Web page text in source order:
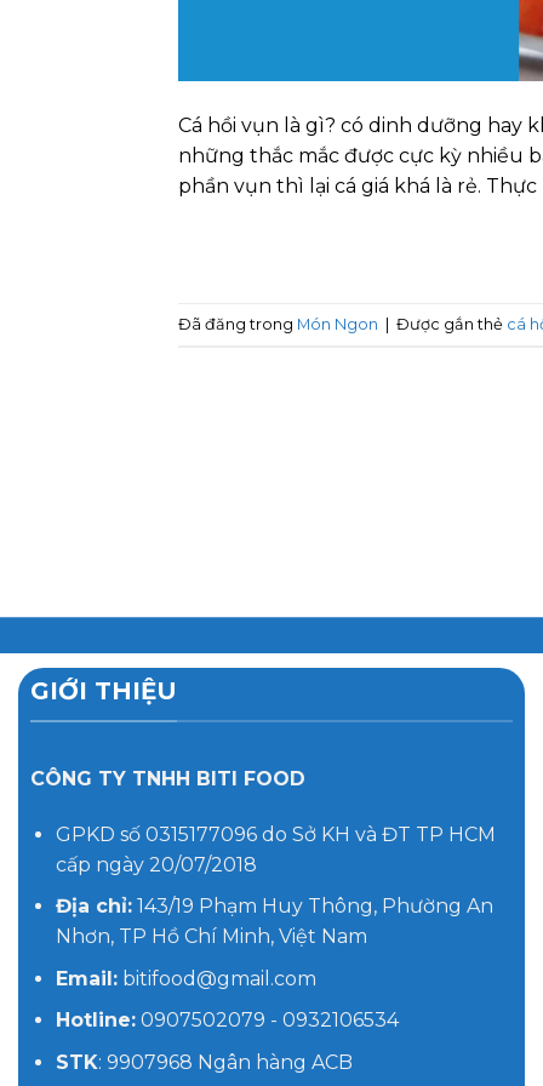
Cá hồi vụn là gì? có dinh dưỡng hay
những thắc mắc được cực kỳ nhiều
phần vụn thì lại cá giá khá là rẻ.
Đã đăng trong Món Ngon | Được gắn thẻ cá
GIỚI THIỆU
CÔNG TY TNHH BITI FOOD
GPKD số 0315177096 do Sở KH và ĐT TP HCM
cấp ngày 20/07/2018
Địa chỉ:143/19 Phạm Huy Thông, Phường An
Nhơn, TP Hồ Chí Minh, Việt Nam
Email:bitifood@gmail.com
Hotline:0907502079 - 0932106534
STK: 9907968 Ngân hàng ACB